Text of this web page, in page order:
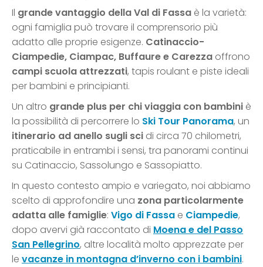
Il grande vantaggio della Val di Fassa è la varietà:
ogni famiglia può trovare il comprensorio più
adatto alle proprie esigenze. Catinaccio-
Ciampedie, Ciampac, Buffaure e Carezza offrono
campi scuola attrezzati, tapis roulant e piste ideali
per bambini e principianti.
Un altro grande plus per chi viaggia con bambini è
la possibilità di percorrere lo Ski Tour Panorama, un
itinerario ad anello sugli sci di circa 70 chilometri,
praticabile in entrambi i sensi, tra panorami continui
su Catinaccio, Sassolungo e Sassopiatto.
In questo contesto ampio e variegato, noi abbiamo
scelto di approfondire una zona particolarmente
adatta alle famiglie: Vigo di Fassa e Ciampedie,
dopo avervi già raccontato di Moena e del Passo
San Pellegrino, altre località molto apprezzate per
le vacanze in montagna d’inverno con i bambini.